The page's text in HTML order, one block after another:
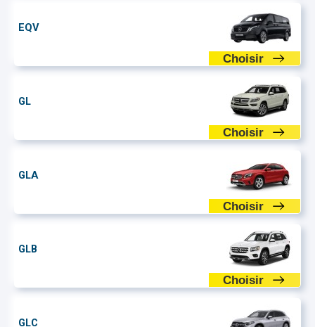
EQV
Choisir
GL
Choisir
GLA
Choisir
GLB
Choisir
GLC